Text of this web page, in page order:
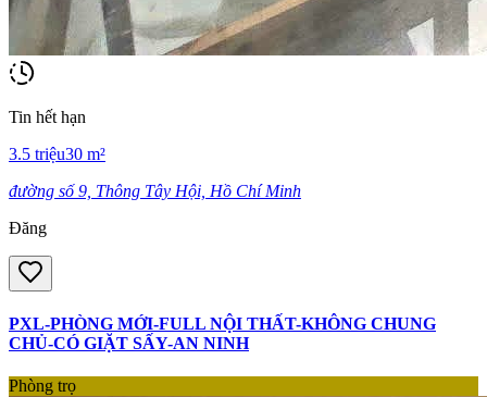
Tin hết hạn
3.5 triệu30 m²
đường số 9, Thông Tây Hội, Hồ Chí Minh
Đăng
PXL-PHÒNG MỚI-FULL NỘI THẤT-KHÔNG CHUNG
CHỦ-CÓ GIẶT SẤY-AN NINH
Phòng trọ